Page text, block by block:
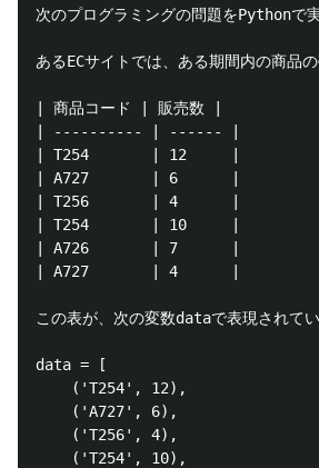
次のプログラミングの問題をPythonで
あるECサイトでは、ある期間内の商品
| 商品コード | 販売数 |
| ---------- | ------ |
| T254       | 12     |
| A727       | 6      |
| T256       | 4      |
| T254       | 10     |
| A726       | 7      |
| A727       | 4      |
この表が、次の変数dataで表現されて
data = [
    ('T254', 12),
    ('A727', 6),
    ('T256', 4),
    ('T254', 10),